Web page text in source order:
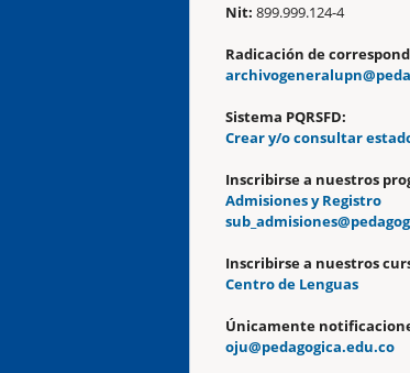
Nit: 899.999.124-4
Radicación de
Sistema PQRSFD:
Crear y/o consultar
Inscribirse a nuestros
Admisiones y Registro
Inscribirse a nuestros
Centro de Lenguas
Únicamente
oju@pedagogica.edu.co